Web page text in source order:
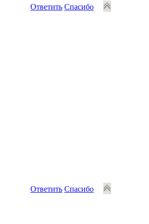
Ответить Спасибо
Ответить Спасибо